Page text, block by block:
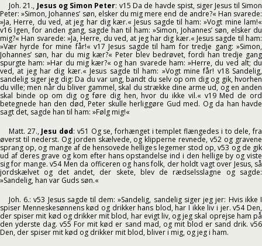
Joh. 21., Jesus og Simon Peter: v15 Da de havde spist, siger Jesus til Simon
Peter: »Simon, Johannes’ søn, elsker du mig mere end de andre?« Han svarede:
»Ja, Herre, du ved, at jeg har dig kær.« Jesus sagde til ham: »Vogt mine lam!«
v16 Igen, for anden gang, sagde han til ham: »Simon, Johannes’ søn, elsker du
mig?« Han svarede: »Ja, Herre, du ved, at jeg har dig kær.« Jesus sagde til ham:
»Vær hyrde for mine får!« v17 Jesus sagde til ham for tredje gang: »Simon,
Johannes’ søn, har du mig kær?« Peter blev bedrøvet, fordi han tredje gang
spurgte ham: »Har du mig kær?« og han svarede ham: »Herre, du ved alt; du
ved, at jeg har dig kær.« Jesus sagde til ham: »Vogt mine får! v18 Sandelig,
sandelig siger jeg dig: Da du var ung, bandt du selv op om dig og gik, hvorhen
du ville; men når du bliver gammel, skal du strække dine arme ud, og en anden
skal binde op om dig og føre dig hen, hvor du ikke vil.« v19 Med de ord
betegnede han den død, Peter skulle herliggøre Gud med. Og da han havde
sagt det, sagde han til ham: »Følg mig!«
Matt. 27., Jesu død: v51 Og se, forhænget i templet flængedes i to dele, fra
øverst til nederst. Og jorden skælvede, og klipperne revnede, v52 og gravene
sprang op, og mange af de hensovede helliges legemer stod op, v53 og de gik
ud af deres grave og kom efter hans opstandelse ind i den hellige by og viste
sig for mange. v54 Men da officeren og hans folk, der holdt vagt over Jesus, så
jordskælvet og det andet, der skete, blev de rædselsslagne og sagde:
»Sandelig, han var Guds søn.«
Joh. 6.: v53 Jesus sagde til dem: »Sandelig, sandelig siger jeg jer: Hvis ikke I
spiser Menneskesønnens kød og drikker hans blod, har I ikke liv i jer. v54 Den,
der spiser mit kød og drikker mit blod, har evigt liv, og jeg skal oprejse ham på
den yderste dag. v55 For mit kød er sand mad, og mit blod er sand drik. v56
Den, der spiser mit kød og drikker mit blod, bliver i mig, og jeg i ham.